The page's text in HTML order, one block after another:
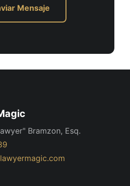
Mensaje
Bramzon, Esq.